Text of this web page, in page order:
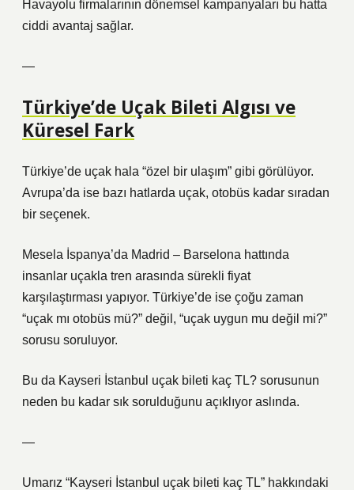
Havayolu firmalarının dönemsel kampanyaları bu hatta
ciddi avantaj sağlar.
—
Türkiye’de Uçak Bileti Algısı ve
Küresel Fark
Türkiye’de uçak hala “özel bir ulaşım” gibi görülüyor.
Avrupa’da ise bazı hatlarda uçak, otobüs kadar sıradan
bir seçenek.
Mesela İspanya’da Madrid – Barselona hattında
insanlar uçakla tren arasında sürekli fiyat
karşılaştırması yapıyor. Türkiye’de ise çoğu zaman
“uçak mı otobüs mü?” değil, “uçak uygun mu değil mi?”
sorusu soruluyor.
Bu da Kayseri İstanbul uçak bileti kaç TL? sorusunun
neden bu kadar sık sorulduğunu açıklıyor aslında.
—
Umarız “Kayseri İstanbul uçak bileti kaç TL” hakkındaki